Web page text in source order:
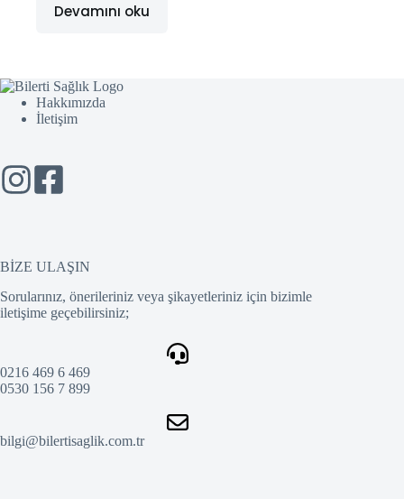
Devamını oku
Hakkımızda
İletişim
BİZE ULAŞIN
Sorularınız, önerileriniz veya şikayetleriniz için bizimle
iletişime geçebilirsiniz;
0216 469 6 469
0530 156 7 899
bilgi@bilertisaglik.com.tr